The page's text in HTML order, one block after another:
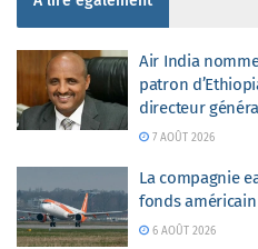
Air India
patron
directeur
7 AOÛT 2026
La compagnie
fonds
6 AOÛT 2026